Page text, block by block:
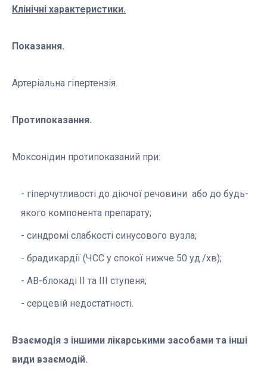
Клінічні характеристики.
Показання.
Артеріальна гіпертензія.
Протипоказання.
Моксонідин протипоказаний при:
гіперчутливості до діючої речовини або до будь-
якого компонента препарату;
синдромі слабкості синусового вузла;
брадикардії (ЧСС у спокої нижче 50 уд./хв);
АВ-блокаді ІІ та ІІІ ступеня;
серцевій недостатності.
Взаємодія з іншими лікарськими засобами та інші
види взаємодій.